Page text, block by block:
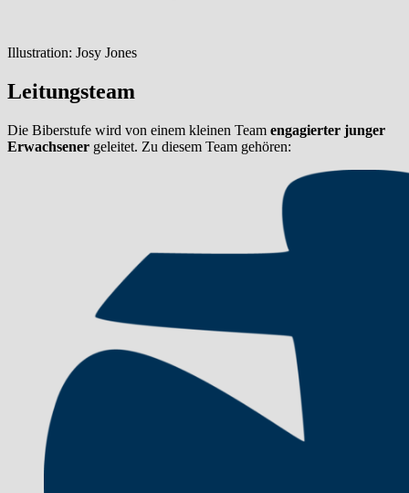
Illustration: Josy Jones
Leitungsteam
Die Biberstufe wird von einem kleinen Team engagierter junger
Erwachsener geleitet. Zu diesem Team gehören: